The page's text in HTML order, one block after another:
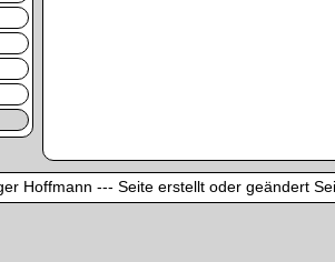
Hoffmann --- Seite erstellt oder geändert